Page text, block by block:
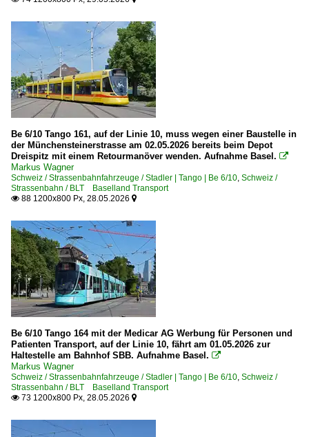
Be 6/10 Tango 161, auf der Linie 10, muss wegen einer Baustelle in
der Münchensteinerstrasse am 02.05.2026 bereits beim Depot
Dreispitz mit einem Retourmanöver wenden. Aufnahme Basel. 
Markus Wagner
Schweiz / Strassenbahnfahrzeuge / Stadler | Tango | Be 6/10 Schweiz /
Strassenbahn / BLT Baselland Transport
 88 1200x800 Px, 28.05.2026 
Be 6/10 Tango 164 mit der Medicar AG Werbung für Personen und
Patienten Transport, auf der Linie 10, fährt am 01.05.2026 zur
Haltestelle am Bahnhof SBB. Aufnahme Basel. 
Markus Wagner
Schweiz / Strassenbahnfahrzeuge / Stadler | Tango | Be 6/10 Schweiz /
Strassenbahn / BLT Baselland Transport
 73 1200x800 Px, 28.05.2026 